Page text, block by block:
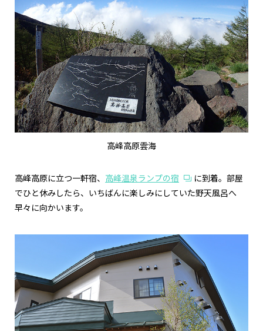
高峰高原雲海
高峰高原に立つ一軒宿、 高峰温泉ランプの宿
に到着。部屋
でひと休みしたら、いちばんに楽しみにしていた野天風呂へ
早々に向かいます。